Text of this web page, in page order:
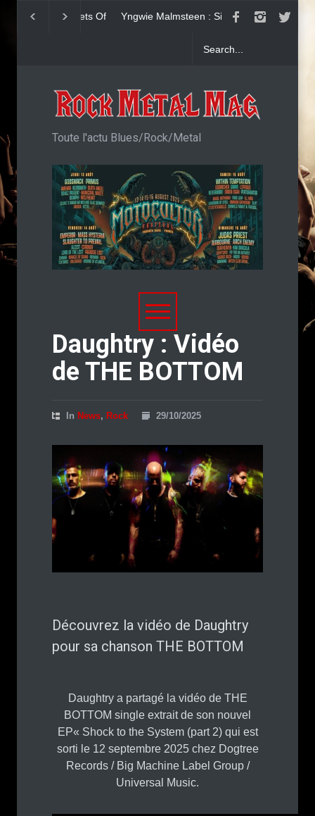
Yngwie Malmsteen : Single
KAI HANSEN :
Welcome To Life
Toute l'actu Blues/Rock/Metal
Daughtry : Vidéo
de THE BOTTOM
In News, Rock 29/10/2025
Découvrez la vidéo de Daughtry
pour sa chanson THE BOTTOM
Daughtry a partagé la vidéo de THE
BOTTOM single extrait de son nouvel
EP« Shock to the System (part 2) qui est
sorti le 12 septembre 2025 chez Dogtree
Records / Big Machine Label Group /
Universal Music.